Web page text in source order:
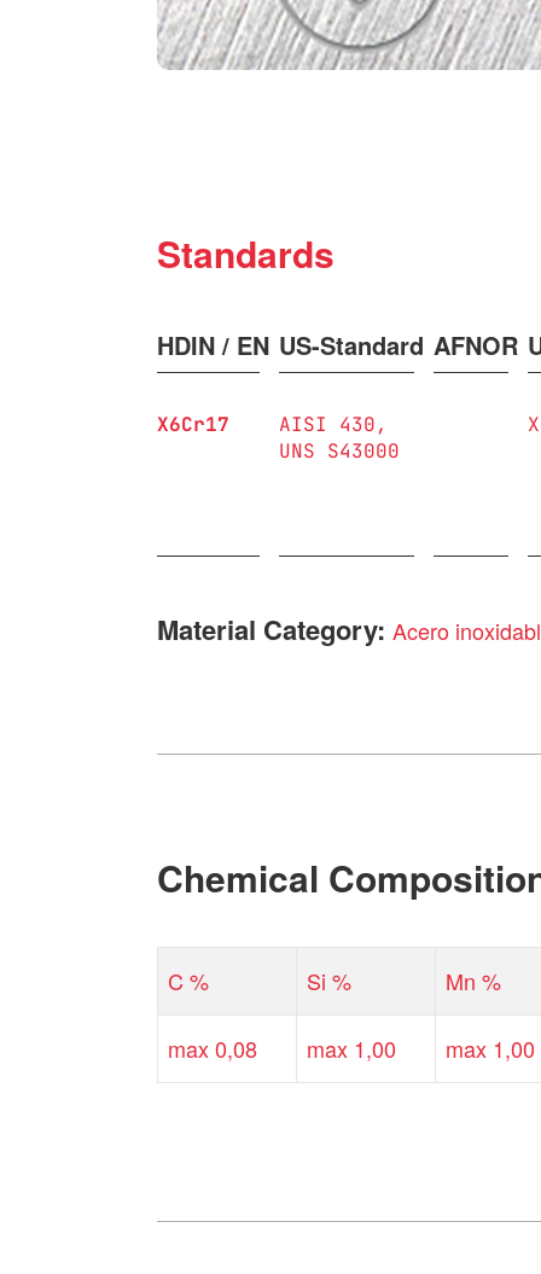
Standards
HDIN / EN US-Standard AFNOR
X6Cr17
AISI 430
UNS S43000
Material Category: Acero
Chemical
C % Si % Mn %
max 0,08 max 1,00 max 1,00